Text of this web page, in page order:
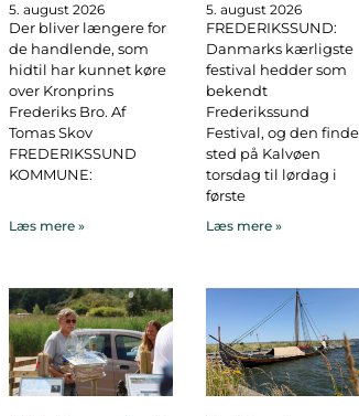
5. august 2026
Der bliver længere for
de handlende, som
hidtil har kunnet køre
over Kronprins
Frederiks Bro. Af
Tomas Skov
FREDERIKSSUND
KOMMUNE:
Læs mere »
5. august 2026
FREDERIKSSUND:
Danmarks kærligste
festival hedder som
bekendt
Frederikssund
Festival, og den
sted på Kalvøen
torsdag til lørdag i
første
Læs mere »